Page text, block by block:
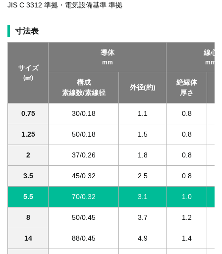
JIS C 3312 準拠・電気設備基準 準拠
寸法表
サイズ
(㎟)
導体
mm
線心
mm
構成
素線数/素線径
外径(約)
絶縁体
厚さ
0.75 30/0.18 1.1 0.8
1.25 50/0.18 1.5 0.8
2 37/0.26 1.8 0.8
3.5 45/0.32 2.5 0.8
5.5 70/0.32 3.1 1.0
8 50/0.45 3.7 1.2
14 88/0.45 4.9 1.4